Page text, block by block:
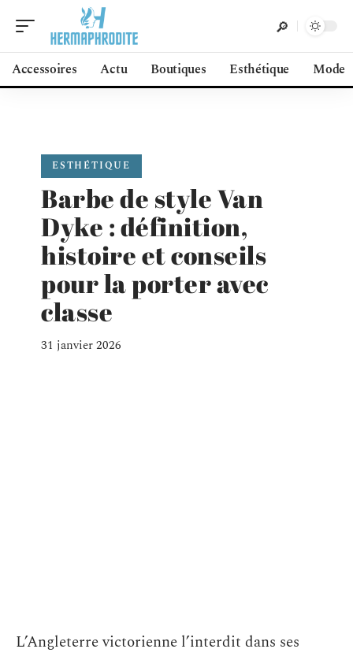
Accessoires Actu Boutiques Esthétique Mode
ESTHÉTIQUE
Barbe de style Van
Dyke : définition,
histoire et conseils
pour la porter avec
classe
31 janvier 2026
L’Angleterre victorienne l’interdit dans ses